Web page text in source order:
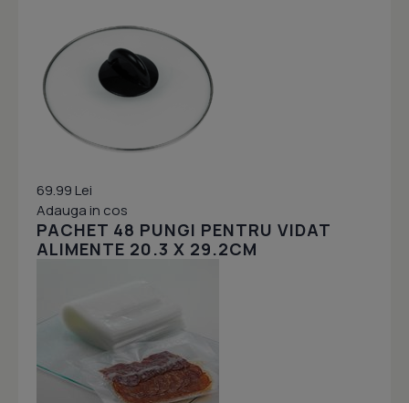
69.99 Lei
Adauga in cos
PACHET 48 PUNGI PENTRU VIDAT
ALIMENTE 20.3 X 29.2CM